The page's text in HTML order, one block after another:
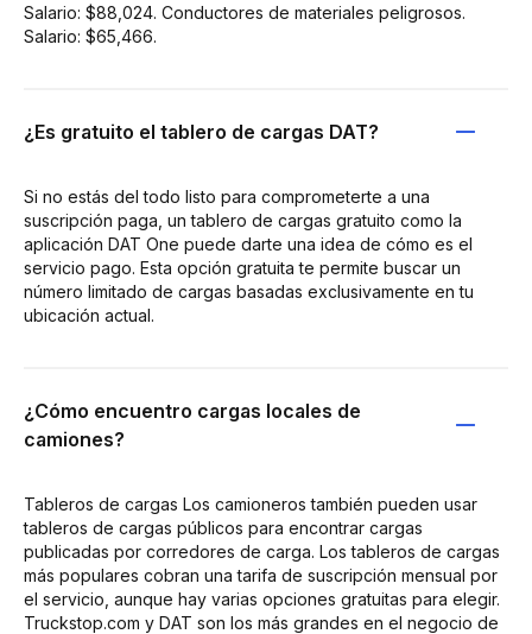
Salario: $88,024. Conductores de materiales peligrosos.
Salario: $65,466.
¿Es gratuito el tablero de cargas DAT?
Si no estás del todo listo para comprometerte a una
suscripción paga, un tablero de cargas gratuito como la
aplicación DAT One puede darte una idea de cómo es el
servicio pago. Esta opción gratuita te permite buscar un
número limitado de cargas basadas exclusivamente en tu
ubicación actual.
¿Cómo encuentro cargas locales de
camiones?
Tableros de cargas Los camioneros también pueden usar
tableros de cargas públicos para encontrar cargas
publicadas por corredores de carga. Los tableros de cargas
más populares cobran una tarifa de suscripción mensual por
el servicio, aunque hay varias opciones gratuitas para elegir.
Truckstop.com y DAT son los más grandes en el negocio de